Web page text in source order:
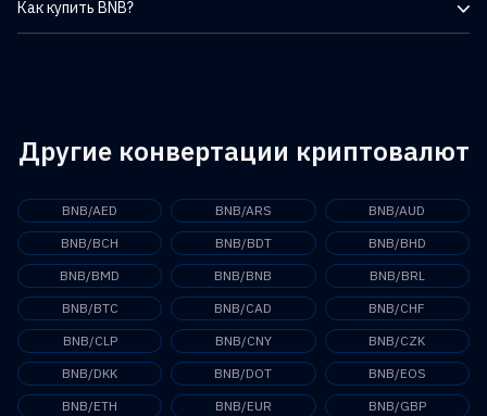
составляет 133 164 597,47 $.
Как купить BNB?
чем 20 крупных биржах в одном удобном интерфейсе.
Другие конвертации криптовалют
BNB/AED BNB/ARS
BNB/AUD
BNB/BCH
BNB/BDT
BNB/BHD
BNB/BMD
BNB/BNB
BNB/BRL
BNB/BTC
BNB/CAD
BNB/CHF
BNB/CLP
BNB/CNY
BNB/CZK
BNB/DKK
BNB/DOT
BNB/EOS
BNB/ETH
BNB/EUR
BNB/GBP